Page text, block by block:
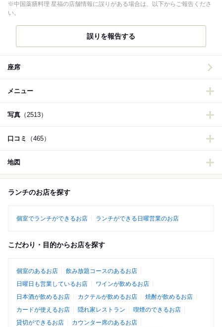
※中国薬膳料理 星福の店舗情報に誤りがある場合は、以下からご報告くださ
い。
誤りを報告する
座席
メニュー
写真 （2513）
口コミ （465）
地図
ランチのお店を探す
個室でランチができるお店 ランチができる日曜営業のお店
こだわり・目的からお店を探す
個室のあるお店
飲み放題コースのあるお店
日曜日も営業しているお店
ワインが飲めるお店
日本酒が飲めるお店
カクテルが飲めるお店
焼酎が飲めるお店
カードが使えるお店
隠れ家レストラン
喫煙のできるお店
貸切ができるお店
カウンター席のあるお店